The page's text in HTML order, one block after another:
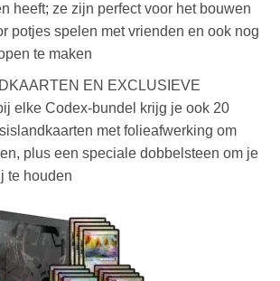
heeft; ze zijn perfect voor het bouwen
potjes spelen met vrienden en ook nog
te maken
EN EXCLUSIEVE
elke Codex-bundel krijg je ook 20
met folieafwerking om
plus een speciale dobbelsteen om je
te houden